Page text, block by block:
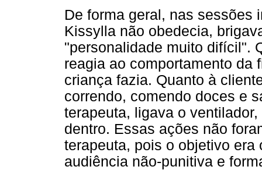
De forma geral, nas sessões
Kissylla não obedecia,
"personalidade muito difícil".
reagia ao comportamento da
criança fazia. Quanto à
correndo, comendo doces e
terapeuta, ligava o
dentro. Essas ações não
terapeuta, pois o objetivo
audiência não-punitiva e